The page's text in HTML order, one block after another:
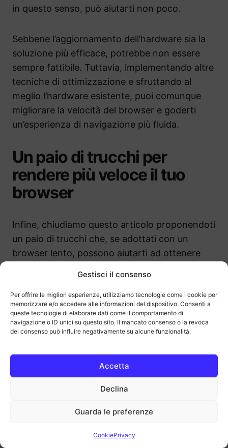
Gestisci il consenso
Per offrire le migliori esperienze, utilizziamo tecnologie come i cookie per
memorizzare e/o accedere alle informazioni del dispositivo. Consenti a
queste tecnologie di elaborare dati come il comportamento di
navigazione o ID unici su questo sito. Il mancato consenso o la revoca
del consenso può influire negativamente su alcune funzionalità.
Accetta
Declina
Guarda le preferenze
CookiePrivacy
in questo senso, può aiutarti non poco.
Sebbene l’aggiornamento dell’hardware sia la
soluzione più efficace, potrebbe non essere
sempre fattibile. Tuttavia, implementando altre
tecniche di ottimizzazione e sfruttando al
meglio l’hardware esistente, puoi comunque
migliorare la velocità del browser e goderti
un’esperienza di navigazione più fluida.
Un paio di trucchi per
rendere più veloce il tuo
browser
Infine, chiudiamo questo articolo proponendoti
un paio di trucchi che, se adottati con un
browser lento, possono aiutarti ad ottenere
Alcuni siti Web utilizzano un po’troppe
animazioni, che possono rallentare il browser.
Disattiva o limita le animazioni nelle
prestazioni. Questa soluzione può essere molto
utile anche per risparmiare banda se navighi
piano di traffico
Il secondo consiglio è quello diriavviare
cancellando di tanto in tanto